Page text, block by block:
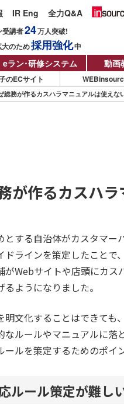
IR Eng 全力Q&A
受講者24万人突破!
のため採用強化中
eラン・研修システム 動画
のECサイト
総務が作るカスハラマニュアルは使えな
が作るカスハ
とする自治体がカスタマー
ドラインを策定したことで
がWebサイトや店頭にカス
ようになりました。
明文化することはできても
なルールやマニュアルに落
ールを策定するためのポイ
ルール策定が難し